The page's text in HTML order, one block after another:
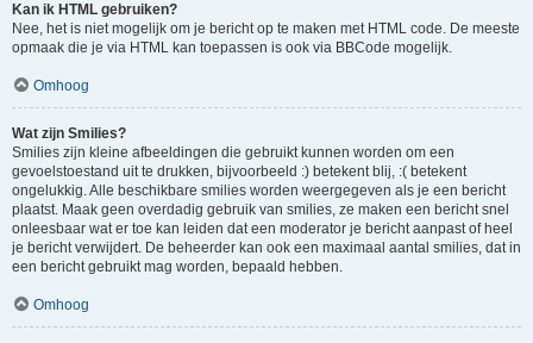
Kan ik HTML gebruiken?
Nee, het is niet mogelijk om je bericht op te maken met HTML code. De meeste
opmaak die je via HTML kan toepassen is ook via BBCode mogelijk.
Omhoog
Wat zijn Smilies?
Smilies zijn kleine afbeeldingen die gebruikt kunnen worden om een
gevoelstoestand uit te drukken, bijvoorbeeld :) betekent blij, :( betekent
ongelukkig. Alle beschikbare smilies worden weergegeven als je een bericht
plaatst. Maak geen overdadig gebruik van smilies, ze maken een bericht snel
onleesbaar wat er toe kan leiden dat een moderator je bericht aanpast of heel
je bericht verwijdert. De beheerder kan ook een maximaal aantal smilies, dat in
een bericht gebruikt mag worden, bepaald hebben.
Omhoog